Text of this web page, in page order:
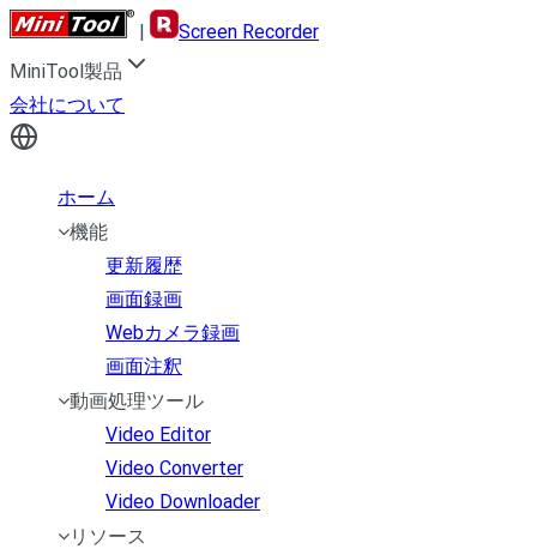
|
Screen Recorder
MiniTool製品
会社について
ホーム
機能
更新履歴
画面録画
Webカメラ録画
画面注釈
動画処理ツール
Video Editor
Video Converter
Video Downloader
リソース